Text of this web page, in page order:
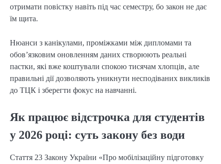
отримати повістку навіть під час семестру, бо закон не дає
їм щита.
Нюанси з канікулами, проміжками між дипломами та
обов’язковим оновленням даних створюють реальні
пастки, які вже коштували спокою тисячам хлопців, але
правильні дії дозволяють уникнути несподіваних викликів
до ТЦК і зберегти фокус на навчанні.
Як працює відстрочка для студентів
у 2026 році: суть закону без води
Стаття 23 Закону України «Про мобілізаційну підготовку